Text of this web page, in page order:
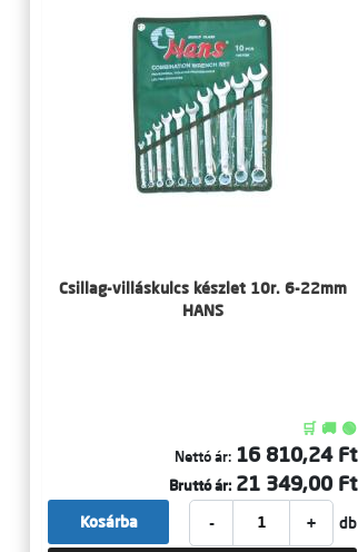
Csillag-villáskulcs készlet 10r. 6-22mm
HANS
🛒 🚚 🟢
Nettó ár: 16 810,24 Ft
Bruttó ár: 21 349,00 Ft
- + db
Kosárba